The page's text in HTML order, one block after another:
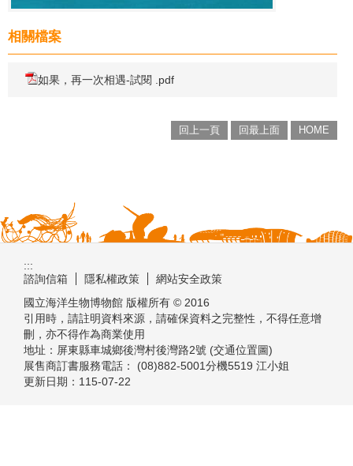
相關檔案
如果，再一次相遇-試閱 .pdf
回上一頁 回最上面 HOME
:::
諮詢信箱
隱私權政策
網站安全政策
國立海洋生物博物館 版權所有 © 2016
引用時，請註明資料來源，請確保資料之完整性，不得任意增
刪，亦不得作為商業使用
地址：屏東縣車城鄉後灣村後灣路2號 (交通位置圖)
展售商訂書服務電話： (08)882-5001分機5519 江小姐
更新日期： 115-07-22